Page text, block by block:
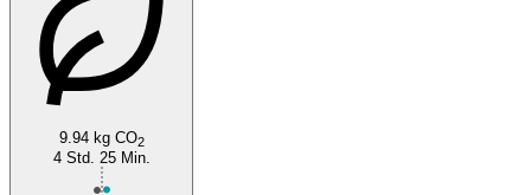
9.94 kg CO2
4 Std. 25 Min.